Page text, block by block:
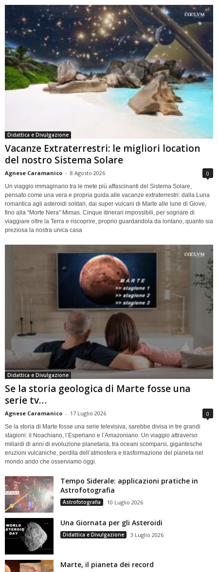
Didattica e Divulgazione
Vacanze Extraterrestri: le migliori location
del nostro Sistema Solare
Agnese Caramanico - 8 Agosto 2026 0
Un viaggio immaginario tra le mete più affascinanti del Sistema Solare,
pensato come una vera e propria guida alle vacanze extraterrestri: dalla Luna
romantica agli asteroidi solitari, dai super-vulcani di Marte alle lune di Giove,
fino alla “Morte Nera” Mimas. Cinque itinerari impossibili, per sognare di
viaggiare oltre la Terra e riscoprire, proprio guardandola da lontano, quanto sia
preziosa la nostra unica casa
Didattica e Divulgazione
Se la storia geologica di Marte fosse una
serie tv…
Agnese Caramanico - 17 Luglio 2026 0
Se la storia di Marte fosse una serie televisiva, sarebbe divisa in tre grandi
stagioni: il Noachiano, l’Esperiano e l’Amazoniano. Un viaggio attraverso
miliardi di anni di evoluzione planetaria, tra oceani scomparsi, gigantesche
eruzioni vulcaniche, perdita dell’atmosfera e trasformazione del pianeta nel
mondo arido che osserviamo oggi.
Tempo Siderale: applicazioni pratiche in
Astrofotografia
Astrofotografia 10 Luglio 2026
Una Giornata per gli Asteroidi
Didattica e Divulgazione 3 Luglio 2026
Marte, il pianeta dei record